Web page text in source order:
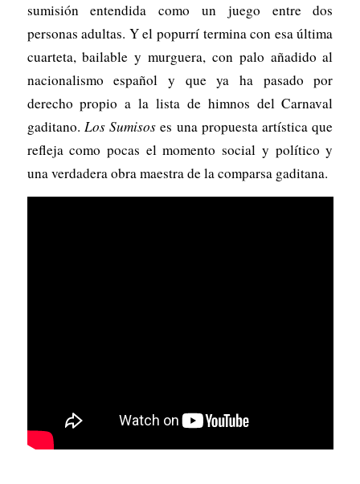
sumisión entendida como un juego entre dos
personas adultas. Y el popurrí termina con esa última
cuarteta, bailable y murguera, con palo añadido al
nacionalismo español y que ya ha pasado por
derecho propio a la lista de himnos del Carnaval
gaditano. Los Sumisos es una propuesta artística que
refleja como pocas el momento social y político y
una verdadera obra maestra de la comparsa gaditana.